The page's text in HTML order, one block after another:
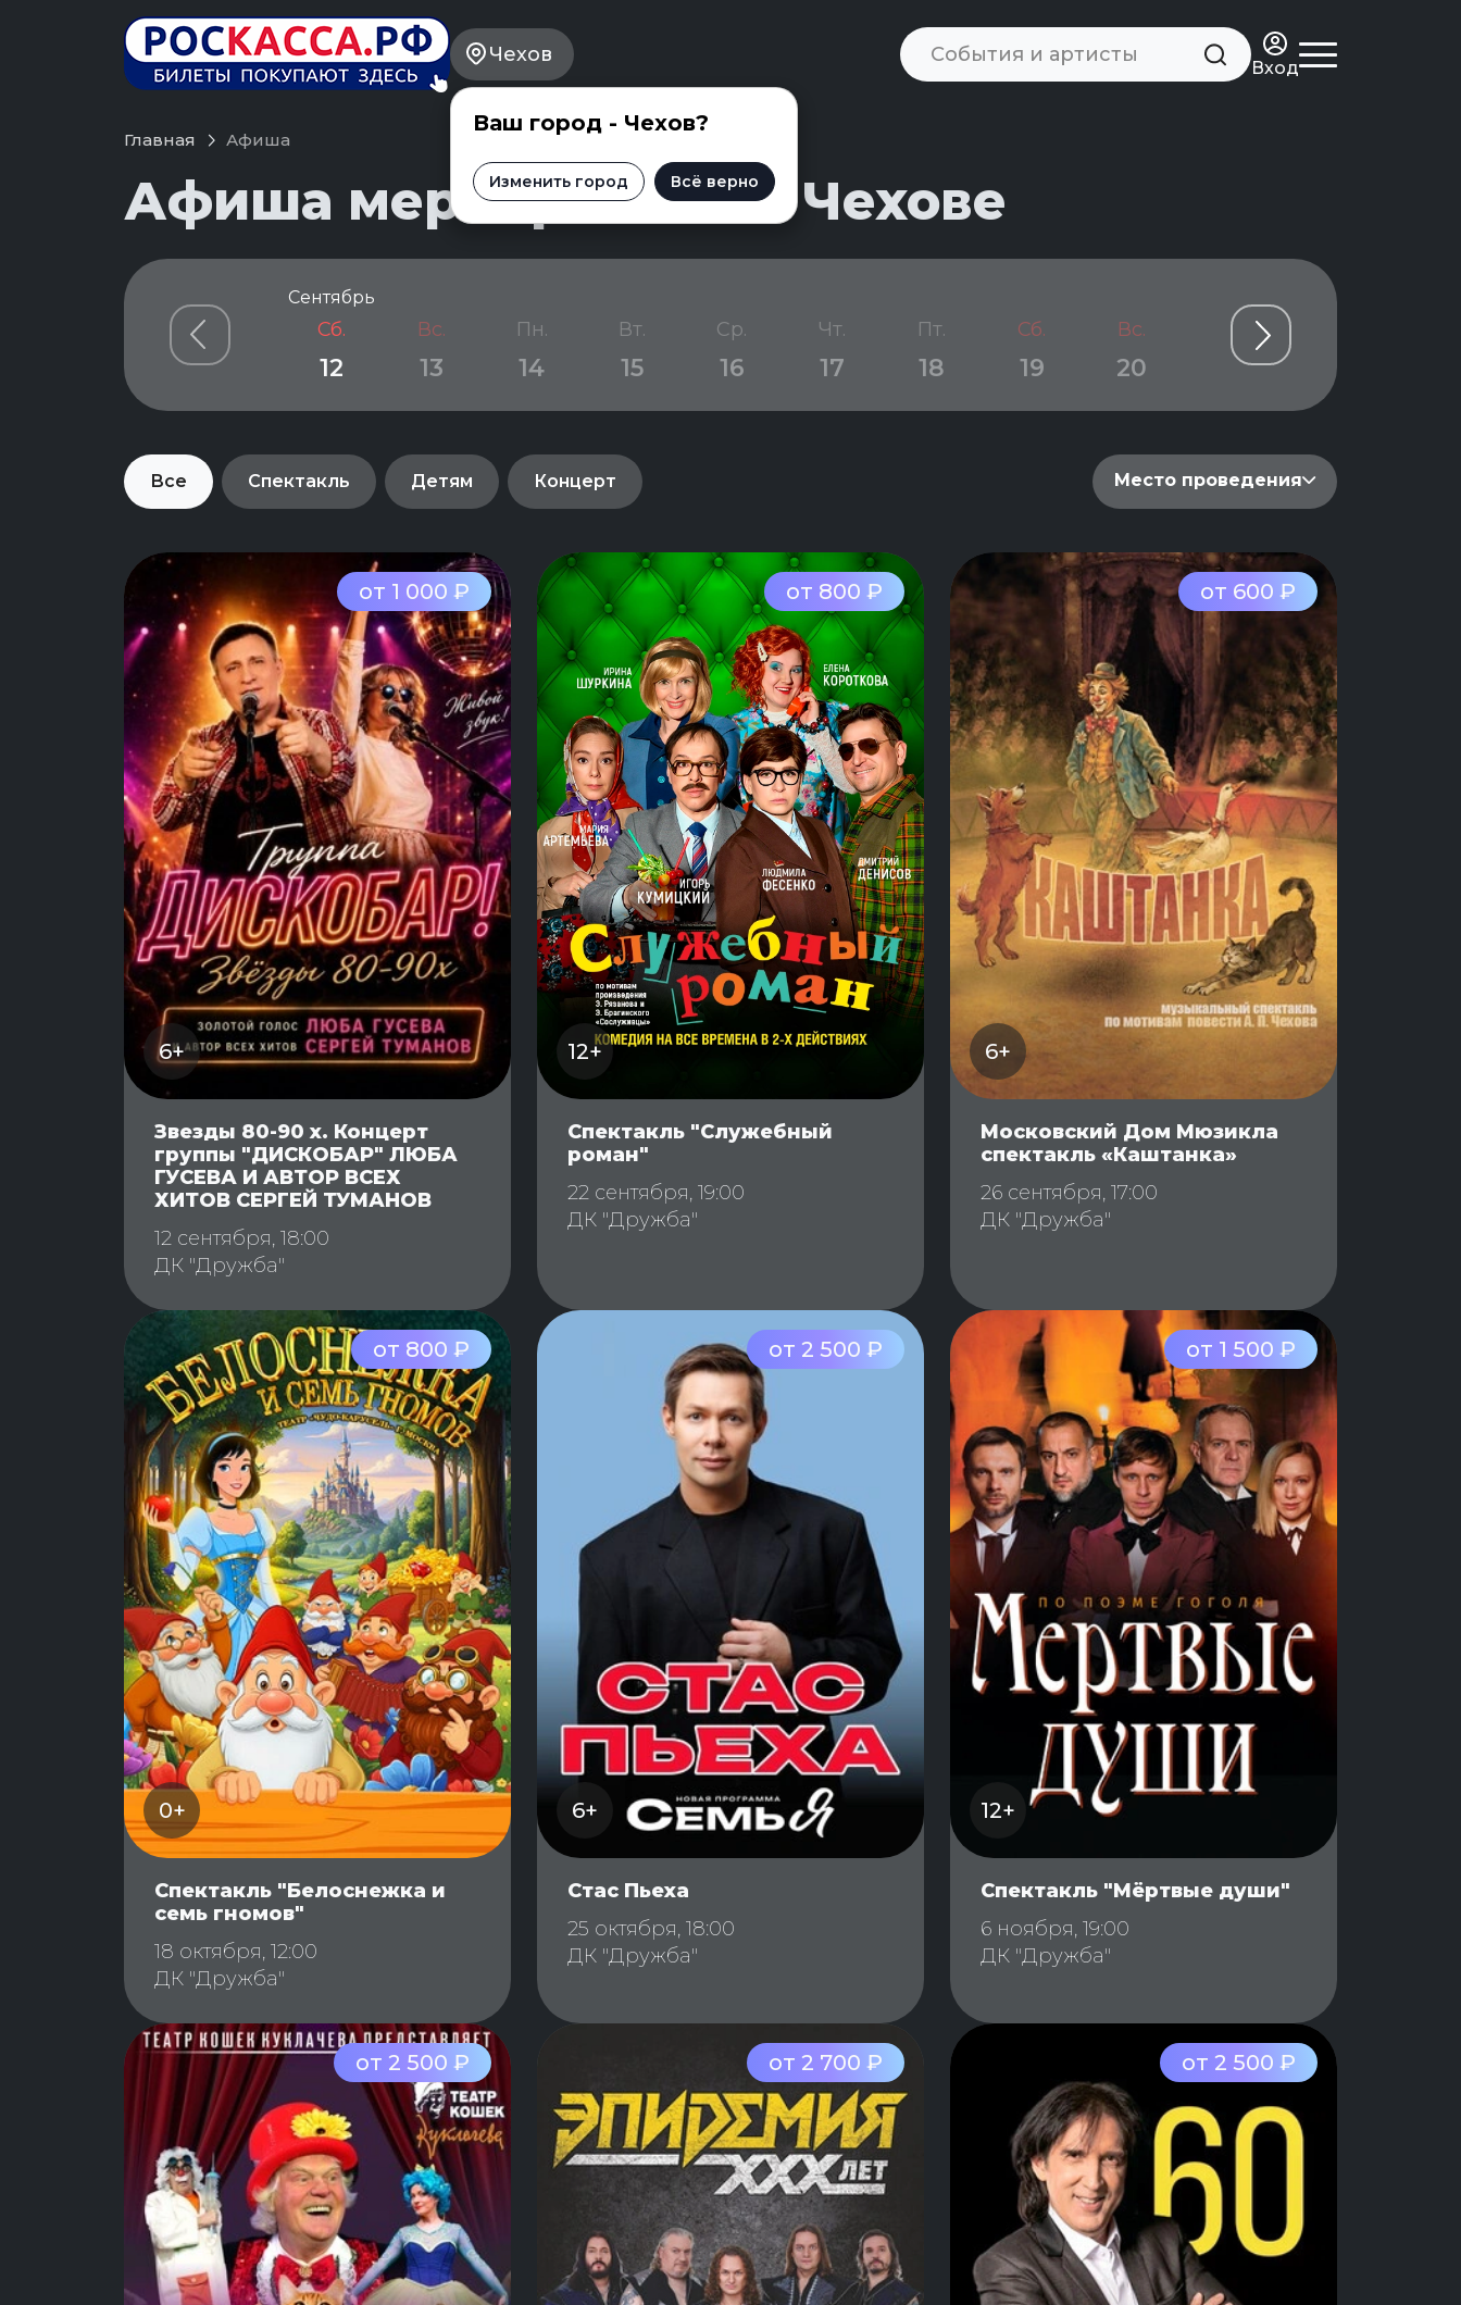
Чехов
Ваш город - Чехов?
Изменить город Всё верно
Вход
Главная Афиша
Афиша мероприятий в Чехове
Сентябрь
Сб.
12
Вс.
13
Пн.
14
Вт.
15
Ср.
16
Чт.
17
Пт.
18
Сб.
19
Вс.
20
Пн.
21 22
Все Спектакль Детям Концерт Место проведения
от 1 000 ₽
6+
Звезды 80-90 х. Концерт
группы "ДИСКОБАР" ЛЮБА
ГУСЕВА И АВТОР ВСЕХ
ХИТОВ СЕРГЕЙ ТУМАНОВ
12 сентября, 18:00
ДК "Дружба"
от 800 ₽
12+
Спектакль "Служебный
роман"
22 сентября, 19:00
ДК "Дружба"
от 600 ₽
6+
Московский Дом Мюзикла
спектакль «Каштанка»
26 сентября, 17:00
ДК "Дружба"
от 800 ₽
0+
Спектакль "Белоснежка и
семь гномов"
18 октября, 12:00
ДК "Дружба"
от 2 500 ₽
6+
Стас Пьеха
25 октября, 18:00
ДК "Дружба"
от 1 500 ₽
12+
Спектакль "Мёртвые души"
6 ноября, 19:00
ДК "Дружба"
от 2 500 ₽ от 2 700 ₽ от 2 500 ₽